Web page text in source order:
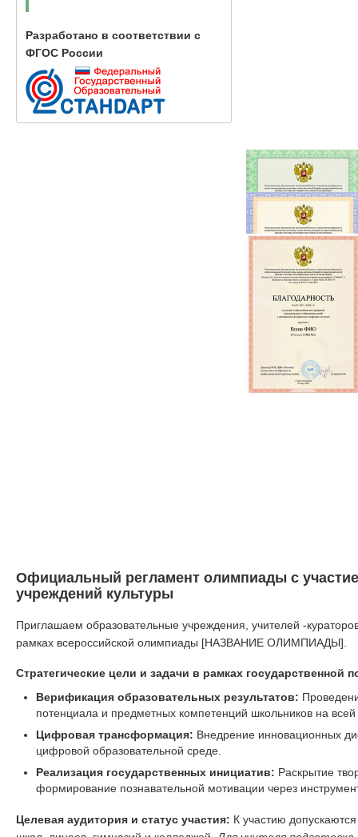
Разработано в соответствии с
ФГОС России
Официальный регламент олимпиады с
учреждений культуры
Приглашаем образовательные учреждения, учителей -
рамках всероссийской олимпиады [НАЗВАНИЕ ОЛИМПИАДЫ].
Стратегические цели и задачи в рамках государственной
Верификация образовательных результатов:
потенциала и предметных компетенций школьников на
Цифровая трансформация: Внедрение инновационных
цифровой образовательной среде.
Реализация государственных инициатив: Раскрытие
формирование познавательной мотивации через
Целевая аудитория и статус участия: К участию